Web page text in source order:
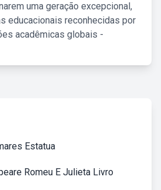
uma geração excepcional,
educacionais reconhecidas por
acadêmicas globais -
Estatua
Romeu E Julieta Livro